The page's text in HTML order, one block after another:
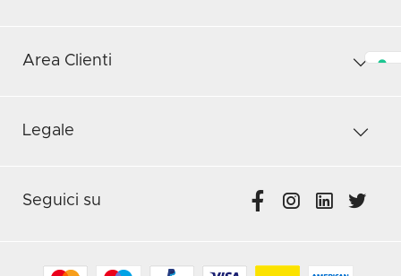
Area Clienti
Legale
Seguici su